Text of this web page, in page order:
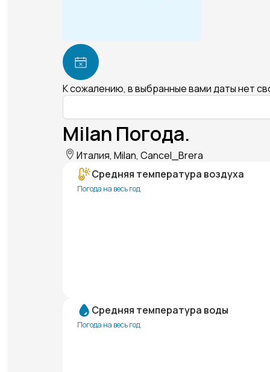
К сожалению, в выбранные вами даты нет
Milan Погода.
Италия, Milan, Cancel_Brera
Средняя температура воздуха
Погода на весь год
Средняя температура воды
Погода на весь год